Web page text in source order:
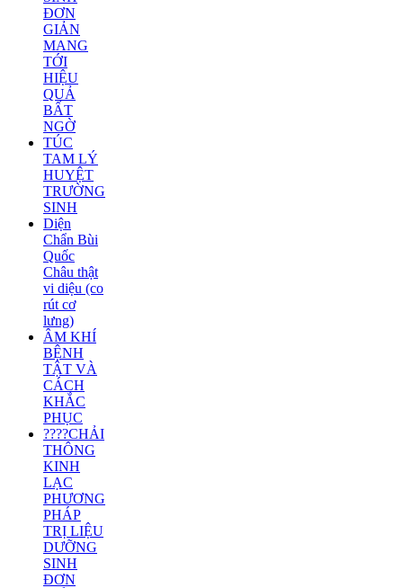
ĐƠN
GIẢN
MANG
TỚI
HIỆU
QUẢ
BẤT
NGỜ
TÚC
TAM LÝ
HUYỆT
TRƯỜNG
SINH
Diện
Chẩn Bùi
Quốc
Châu thật
vi diệu (co
rút cơ
lưng)
ÂM KHÍ
BỆNH
TẬT VÀ
CÁCH
KHẮC
PHỤC
????CHẢI
THÔNG
KINH
LẠC
PHƯƠNG
PHÁP
TRỊ LIỆU
DƯỠNG
SINH
ĐƠN